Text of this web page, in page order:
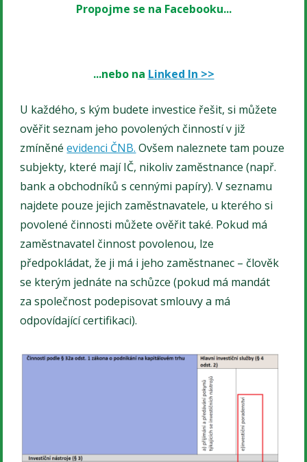
Propojme se na Facebooku...
...nebo na Linked In >>
U každého, s kým budete investice řešit, si můžete
ověřit seznam jeho povolených činností v již
zmíněnéevidenci ČNB. Ovšem naleznete tam pouze
subjekty, které mají IČ, nikoliv zaměstnance (např.
bank a obchodníků s cennými papíry). V seznamu
najdete pouze jejich zaměstnavatele, u kterého si
povolené činnosti můžete ověřit také. Pokud má
zaměstnavatel činnost povolenou, lze
předpokládat, že ji má i jeho zaměstnanec – člověk
se kterým jednáte na schůzce (pokud má mandát
za společnost podepisovat smlouvy a má
odpovídající certifikaci).